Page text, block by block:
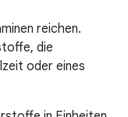
reichen.
die
oder eines